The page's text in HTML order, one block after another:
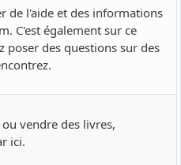
de l'aide et des informations
C'est également sur ce
poser des questions sur des
vendre des livres,
ici.